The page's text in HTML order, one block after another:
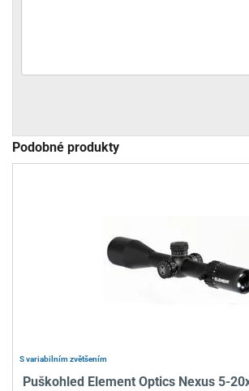
Podobné produkty
S variabilním zvětšením
Puškohled Element Optics Nexus 5-